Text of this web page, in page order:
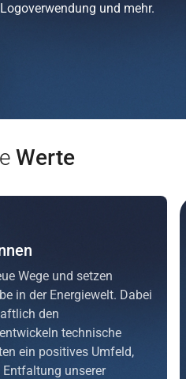
und mehr.
Werte
Wege und setzen
in der Energiewelt. Dabei
den
technische
ein positives Umfeld,
unserer